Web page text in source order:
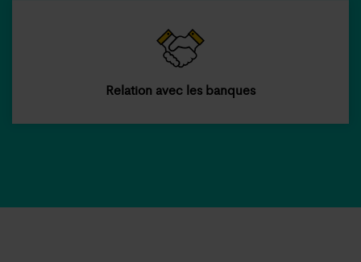
Relation avec les banques